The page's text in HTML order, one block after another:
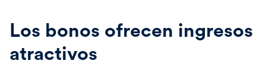
Los bonos ofrecen ingresos
atractivos